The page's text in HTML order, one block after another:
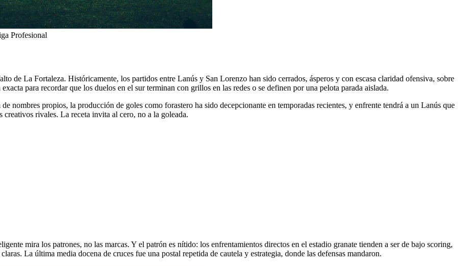
Profesional
de La Fortaleza. Históricamente, los partidos entre Lanús y San Lorenzo han sido cerrados, ásperos y con escasa claridad ofensiva, sobre
para recordar que los duelos en el sur terminan con grillos en las redes o se definen por una pelota parada aislada.
de nombres propios, la producción de goles como forastero ha sido decepcionante en temporadas recientes, y enfrente tendrá a un Lanús que
rivales. La receta invita al cero, no a la goleada.
mira los patrones, no las marcas. Y el patrón es nítido: los enfrentamientos directos en el estadio granate tienden a ser de bajo scoring,
La última media docena de cruces fue una postal repetida de cautela y estrategia, donde las defensas mandaron.